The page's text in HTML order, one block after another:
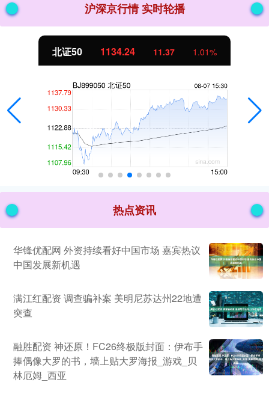
沪深京行情 实时轮播
北证50 1134.24 11.37 1.01%
热点资讯
华锋优配网 外资持续看好中国市场 嘉宾热议
中国发展新机遇
满江红配资 调查骗补案 美明尼苏达州22地遭
突查
融胜配资 神还原！FC26终极版封面：伊布手
捧偶像大罗的书，墙上贴大罗海报_游戏_贝
林厄姆_西亚